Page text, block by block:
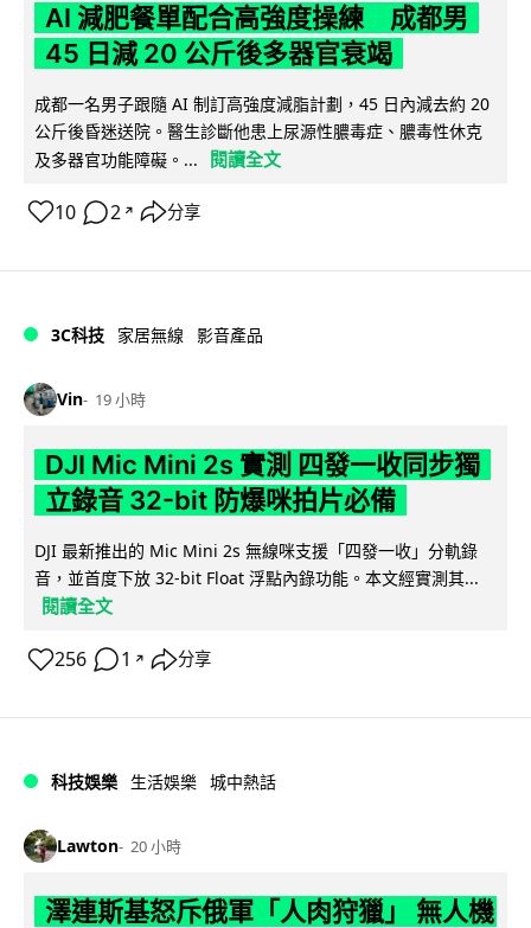
AI 減肥餐單配合高強度操練 成都男
45 日減 20 公斤後多器官衰竭
成都一名男子跟隨 AI 制訂高強度減脂計劃，45 日內減去約 20
公斤後昏迷送院。醫生診斷他患上尿源性膿毒症、膿毒性休克
及多器官功能障礙。...
閱讀全文
10 2 ↗ 分享
3C科技 家居無線 影音產品
Vin 19 小時
DJI Mic Mini 2s 實測 四發一收同步獨
立錄音 32-bit 防爆咪拍片必備
DJI 最新推出的 Mic Mini 2s 無線咪支援「四發一收」分軌錄
音，並首度下放 32-bit Float 浮點內錄功能。本文經實測其...
閱讀全文
256 1 ↗ 分享
科技娛樂 生活娛樂 城中熱話
Lawton 20 小時
澤連斯基怒斥俄軍「人肉狩獵」 無人機